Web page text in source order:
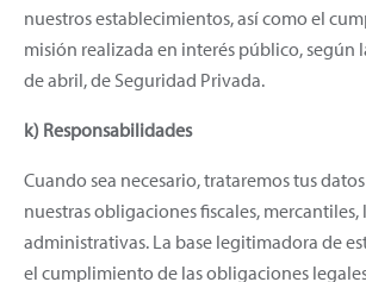
nuestros establecimientos, así como el
misión realizada en interés público, según
de abril, de Seguridad Privada.
k) Responsabilidades
Cuando sea necesario, trataremos tus
nuestras obligaciones fiscales,
administrativas. La base legitimadora de
el cumplimiento de las obligaciones